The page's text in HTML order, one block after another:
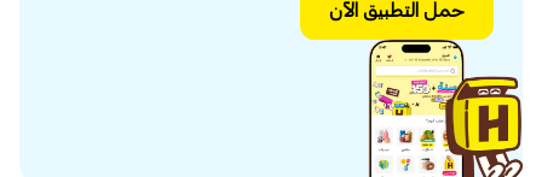
حمل التطبيق الآن